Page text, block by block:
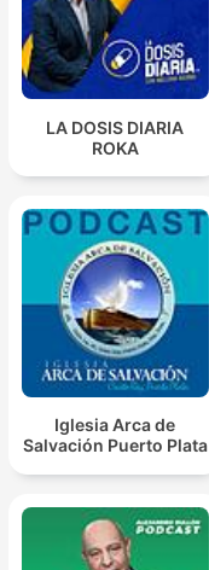
LA DOSIS DIARIA
ROKA
Iglesia Arca de
Salvación Puerto Plata